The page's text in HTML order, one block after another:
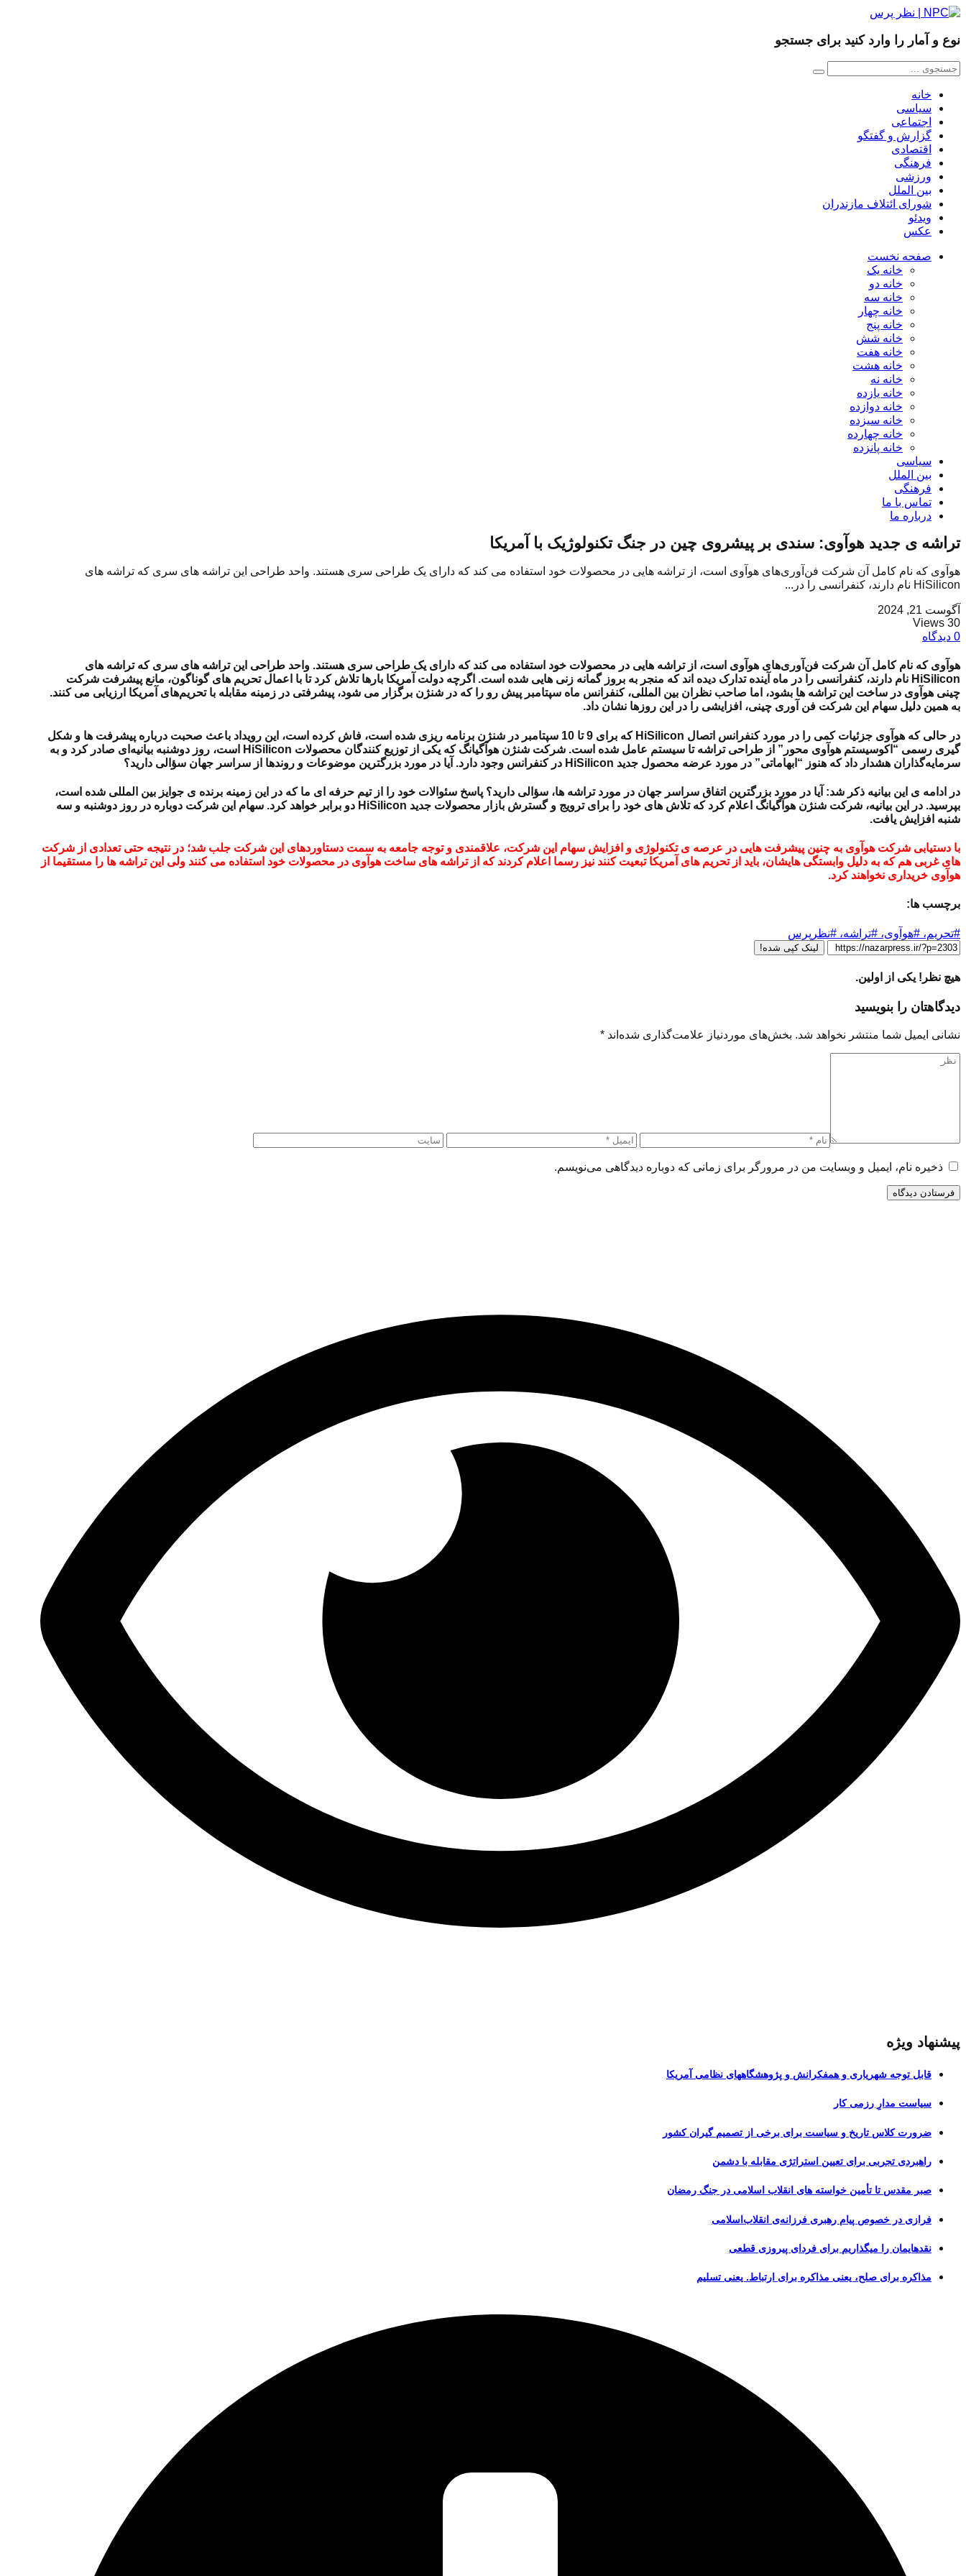
نوع و آمار را وارد کنید برای جستجو
خانه
سیاسی
اجتماعی
گزارش و گفتگو
اقتصادی
فرهنگی
ورزشی
بین الملل
شورای ائتلاف مازندران
ویدئو
عکس
صفحه نخست
خانه یک
خانه دو
خانه سه
خانه چهار
خانه پنج
خانه شش
خانه هفت
خانه هشت
خانه نه
خانه یازده
خانه دوازده
خانه سیزده
خانه چهارده
خانه پانزده
سیاسی
بین الملل
فرهنگی
تماس با ما
درباره ما
تراشه ی جدید هوآوی: سندی بر پیشروی چین در جنگ تکنولوژیک با آمریکا
هوآوی که نام کامل آن شرکت فن‌آوری‌های هوآوی است، از تراشه هایی در محصولات خود استفاده می کند که دارای یک طراحی سری هستند. واحد طراحی این تراشه های سری که تراشه های
HiSilicon نام دارند، کنفرانسی را در...
آگوست 21, 2024
30 Views
0 دیدگاه
هوآوی که نام کامل آن شرکت فن‌آوری‌های هوآوی است، از تراشه هایی در محصولات خود استفاده می کند که دارای یک طراحی سری هستند. واحد طراحی این تراشه های سری که تراشه های
HiSilicon نام دارند، کنفرانسی را در ماه آینده تدارک دیده اند که منجر به بروز گمانه زنی هایی شده است. اگرچه دولت آمریکا بارها تلاش کرد تا با اعمال تحریم های گوناگون، مانع پیشرفت شرکت
چینی هوآوی در ساخت این تراشه ها بشود، اما صاحب نظران بین المللی، کنفرانس ماه سپتامبر پیش رو را که در شنژن برگزار می شود، پیشرفتی در زمینه مقابله با تحریم‌های آمریکا ارزیابی می کنند.
به همین دلیل سهام این شرکت فن آوری چینی، افزایشی را در این روزها نشان داد.
در حالی که هوآوی جزئیات کمی را در مورد کنفرانس اتصال HiSilicon که برای 9 تا 10 سپتامبر در شنژن برنامه ریزی شده است، فاش کرده است، این رویداد باعث صحبت درباره پیشرفت ها و شکل
گیری رسمی “اکوسیستم هوآوی محور” از طراحی تراشه تا سیستم عامل شده است. شرکت شنژن هوآگیانگ که یکی از توزیع کنندگان محصولات HiSilicon است، روز دوشنبه بیانیه‌ای صادر کرد و به
سرمایه‌گذاران هشدار داد که هنوز “ابهاماتی” در مورد عرضه محصول جدید HiSilicon در کنفرانس وجود دارد. آیا در مورد بزرگترین موضوعات و روندها از سراسر جهان سؤالی دارید؟
در ادامه ی این بیانیه ذکر شد: آیا در مورد بزرگترین اتفاق سراسر جهان در مورد تراشه ها، سؤالی دارید؟ پاسخ سئوالات خود را از تیم حرفه ای ما که در این زمینه برنده ی جوایز بین المللی شده است،
بپرسید. در این بیانیه، شرکت شنژن هوآگیانگ
اعلام کرد که تلاش های خود را برای ترویج و گسترش بازار محصولات جدید HiSilicon دو برابر خواهد کرد. سهام این شرکت دوباره در روز دوشنبه و سه
شنبه افزایش یافت.
با دستیابی شرکت هوآوی به چنین پیشرفت هایی در عرصه ی تکنولوژی و افزایش سهام این شرکت، علاقمندی و توجه جامعه به سمت دستاوردهای این شرکت جلب شد؛ در نتیجه حتی تعدادی از شرکت
های غربی هم که به دلیل وابستگی هایشان، باید از تحریم های آمریکا تبعیت کنند نیز رسما اعلام کردند که از تراشه های ساخت هوآوی در محصولات خود استفاده می کنند ولی این تراشه ها را مستقیما از
هوآوی خریداری نخواهند کرد.
برچسب ها:
#تحریم، #هوآوی، #تراشه، #نظرپرس
لینک کپی شده!
هیچ نظر! یکی از اولین.
دیدگاهتان را بنویسید
نشانی ایمیل شما منتشر نخواهد شد. بخش‌های موردنیاز علامت‌گذاری شده‌اند *
ذخیره نام، ایمیل و وبسایت من در مرورگر برای زمانی که دوباره دیدگاهی می‌نویسم.
پیشنهاد ویژه
قابل توجه شهریاری و همفکرانش و پژوهشگاههای نظامی آمریکا
سیاست مدارِ رزمی کار
ضرورت کلاس تاریخ و سیاست برای برخی از تصمیم گیران کشور
راهبردی تجربی برای تعیین استراتژی مقابله با دشمن
صبر مقدس تا تأمین خواسته های انقلاب اسلامی در جنگ رمضان
فرازی در خصوص پیام رهبری فرزانه‌ی انقلاب‌اسلامی
نقدهایمان را میگذاریم برای فردای پیروزی قطعی
مذاکره برای صلح، یعنی مذاکره برای ارتباط. یعنی تسلیم